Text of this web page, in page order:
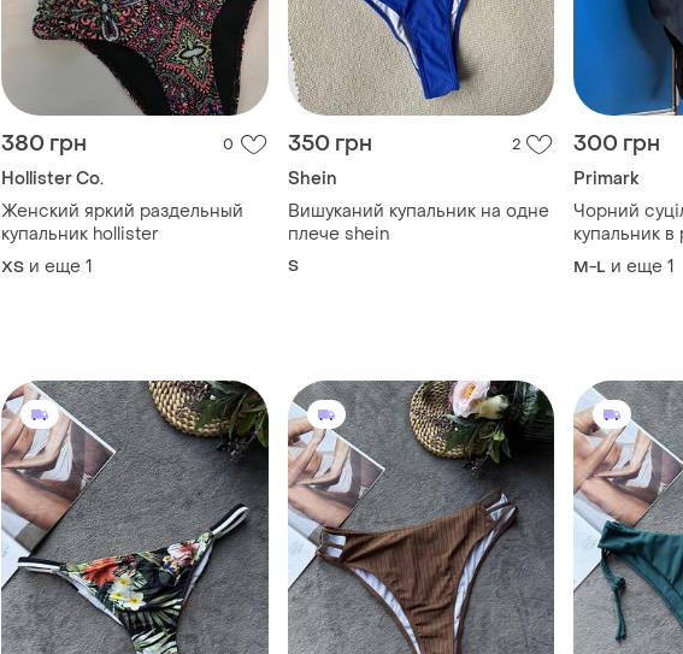
380 грн 0
Hollister Co.
Женский яркий раздельный
купальник hollister
ХS и еще 1
350 грн 2
Shein
Вишуканий купальник на одне
плече shein
S
300 грн
Primark
Чорний
купальник в
M-L и еще 1